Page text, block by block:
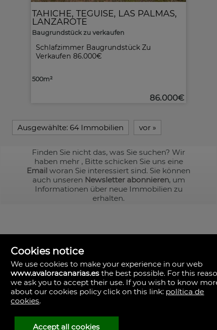
Schlafzimmer Baugrundstück Zu
Verkaufen 86.000€
TAHICHE, TEGUISE, LAS PALMAS,
LANZAROTE
Baugrundstück zu verkaufen
500m²
86.000€
Ausgewählte: 64 Immobilien vor »
Finden Sie nicht das, was Sie suchen? Wir
haben mehr , Bitte schicken Sie uns eine
Email woran Sie interessiert sind. Sie können
auch unseren Newsletter abonnieren, um
Informationen über neue Immobilien zu
erhalten.
Avalora Canarias
Rambla Medular, 50. Local 2.
35500 Palmas, Las, Las Palmas
Spanien
+34.610.048.982
Cookies notice
We use cookies to make your experience in our web
www.avaloracanarias.es the best possible. For this
we ask you to accept their use. If you wish to know
about our cookies policy click on this link: política de
cookies.
Accept all cookies